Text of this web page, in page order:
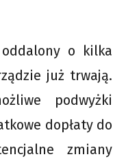
o kilka
już trwają.
podwyżki
dopłaty do
zmiany